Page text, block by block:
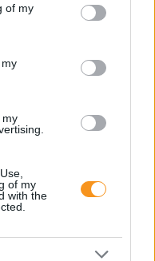
You may click to
its third-party tags to
in below Google
of my
my
of my
with the
jó vagy éppen
feldolgozásáig
A jegyek mögött
állnak,